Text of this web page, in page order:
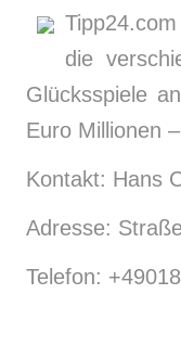
die
Glücksspiele
Euro Millionen
Kontakt: Hans
Adresse:
Telefon: